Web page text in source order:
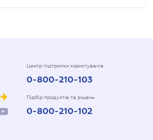
Центр підтримки користувачів
0-800-210-103
Підбір продуктів та рішень
0-800-210-102